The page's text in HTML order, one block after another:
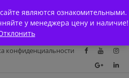
являются ознакомительными.
у менеджера цену и наличие!
Магазин О Компании
Каталоги
и оплата
конфиденциальности